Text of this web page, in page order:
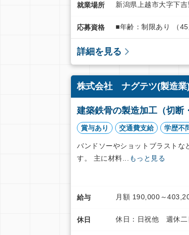
就業場所 新潟県上越市大字下吉
応募資格 ■年齢：制限あり （45
詳細を見る
株式会社 ナグテツ(製造業)
建築鉄骨の製造加工（切断
賞与あり 交通費支給 学歴不
バンドソーやショットブラストな
す。 主に材料...
もっと見る
給与 月額 190,000～
休日 休日：日祝他 週休